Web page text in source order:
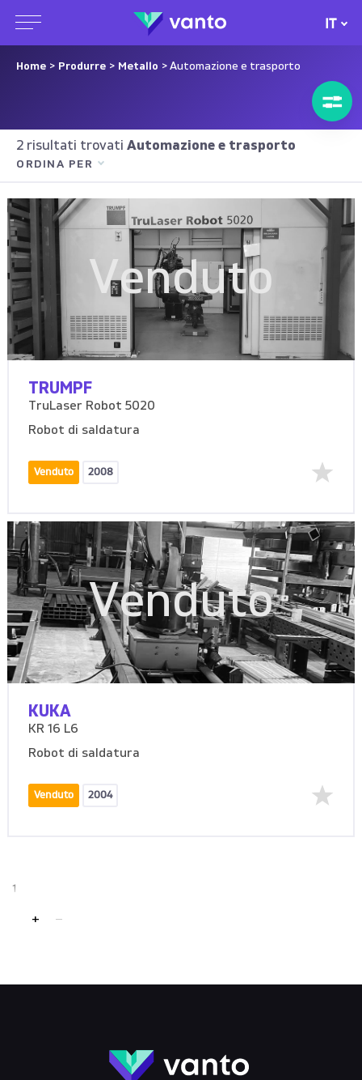
IT
Home > Produrre > Metallo > Automazione e trasporto
2 risultati trovati Automazione e trasporto
ORDINA PER
Venduto
TRUMPF
TruLaser Robot 5020
Robot di saldatura
Venduto 2008
Venduto
KUKA
KR 16 L6
Robot di saldatura
Venduto 2004
1
+